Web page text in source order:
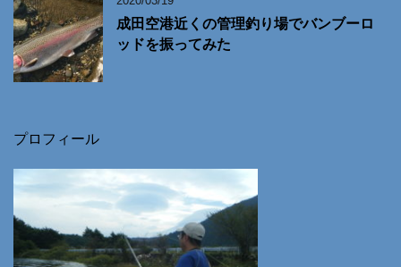
成田空港近くの管理釣り場でバンブーロ
ッドを振ってみた
プロフィール